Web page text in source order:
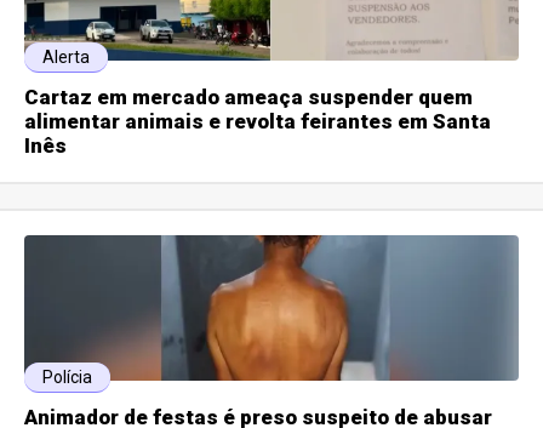
Alerta
Cartaz em mercado ameaça suspender quem
alimentar animais e revolta feirantes em Santa
Inês
Polícia
Animador de festas é preso suspeito de abusar